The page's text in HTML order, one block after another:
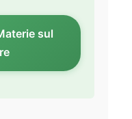
sul